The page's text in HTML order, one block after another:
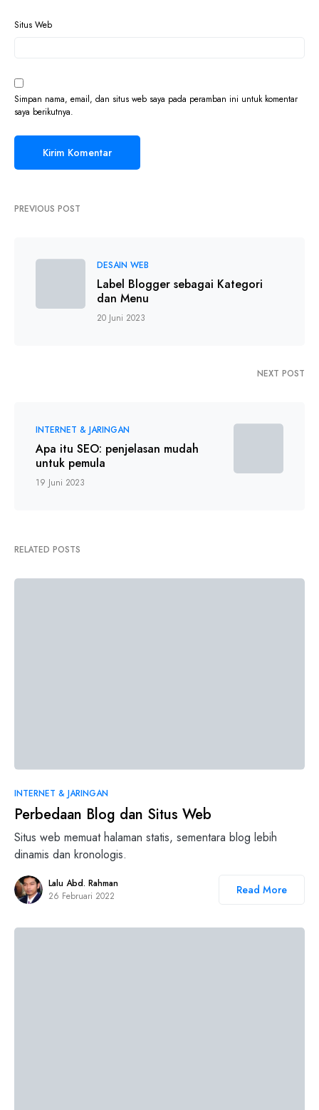
Situs Web
Simpan nama, email, dan situs web saya pada peramban ini untuk komentar
saya berikutnya.
PREVIOUS POST
DESAIN WEB
Label Blogger sebagai Kategori
dan Menu
20 Juni 2023
NEXT POST
INTERNET & JARINGAN
Apa itu SEO: penjelasan mudah
untuk pemula
19 Juni 2023
RELATED POSTS
INTERNET & JARINGAN
Perbedaan Blog dan Situs Web
Situs web memuat halaman statis, sementara blog lebih
dinamis dan kronologis.
Lalu Abd. Rahman
26 Februari 2022
Read More